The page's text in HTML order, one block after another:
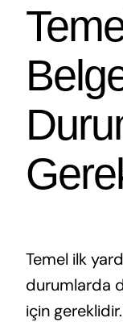
Temel ilk
durumlarda
için gereklidir.